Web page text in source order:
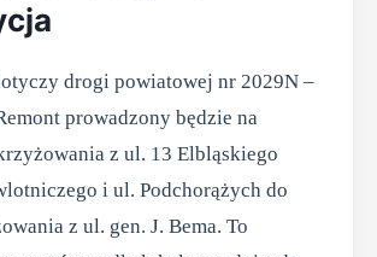
drogi powiatowej nr 2029N –
prowadzony będzie na
z ul. 13 Elbląskiego
i ul. Podchorążych do
z ul. gen. J. Bema. To